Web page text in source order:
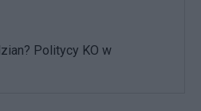
Politycy KO w